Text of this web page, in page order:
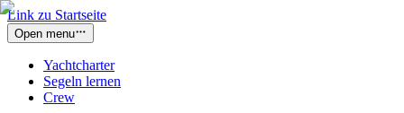
Link zu Startseite
Open menu
Yachtcharter
Segeln lernen
Crew